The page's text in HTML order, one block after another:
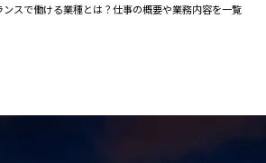
ンスで働ける業種とは？仕事の概要や業務内容を一覧